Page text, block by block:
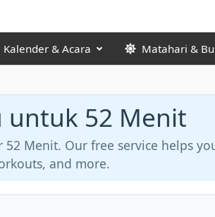
Kalender & Acara Matahari &
untuk 52 Menit
Menit. Our free service helps
and more.